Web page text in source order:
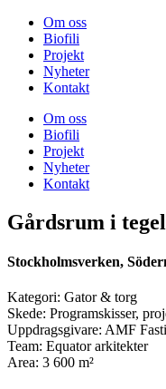
Om oss
Biofili
Projekt
Nyheter
Kontakt
Om oss
Biofili
Projekt
Nyheter
Kontakt
Gårdsrum i
Stockholmsverken,
Kategori: Gator & torg
Skede: Programskisser,
Uppdragsgivare: AMF
Team: Equator arkitekter
Area: 3 600 m²